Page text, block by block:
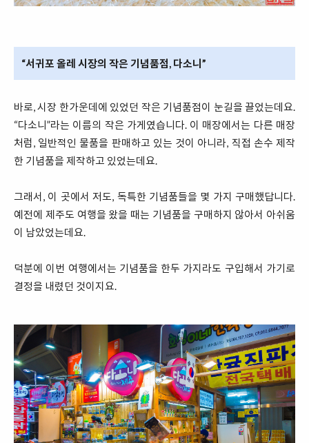
“서귀포 올레 시장의 작은 기념품점, 다소니”
바로, 시장 한가운데에 있었던 작은 기념품점이 눈길을 끌었는데요.
“다소니”라는 이름의 작은 가게였습니다. 이 매장에서는 다른 매장
처럼, 일반적인 물품을 판매하고 있는 것이 아니라, 직접 손수 제작
한 기념품을 제작하고 있었는데요.
그래서, 이 곳에서 저도, 독특한 기념품들을 몇 가지 구매했답니다.
예전에 제주도 여행을 왔을 때는 기념품을 구매하지 않아서 아쉬움
이 남았었는데요.
덕분에 이번 여행에서는 기념품을 한두 가지라도 구입해서 가기로
결정을 내렸던 것이지요.